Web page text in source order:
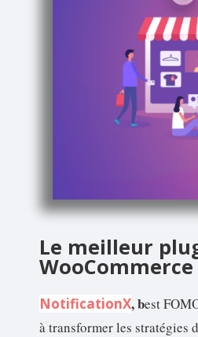
Le meilleur
NotificationX, best
à transformer les stratégies